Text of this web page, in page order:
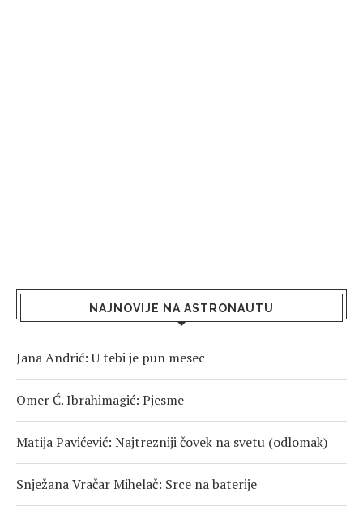
NAJNOVIJE NA ASTRONAUTU
Jana Andrić: U tebi je pun mesec
Omer Ć. Ibrahimagić: Pjesme
Matija Pavićević: Najtrezniji čovek na svetu (odlomak)
Snježana Vračar Mihelač: Srce na baterije